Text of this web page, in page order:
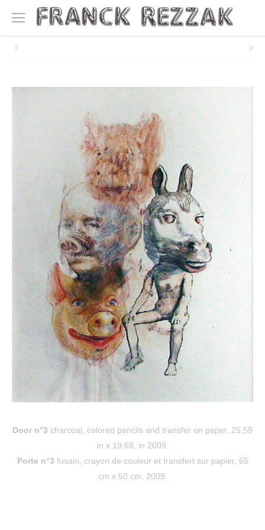
Door n°3 charcoal, colored pencils and transfer on paper, 25,59
in x 19,68, in 2009.
Porte n°3 fusain, crayon de couleur et transfert sur papier, 65
cm x 50 cm, 2009.